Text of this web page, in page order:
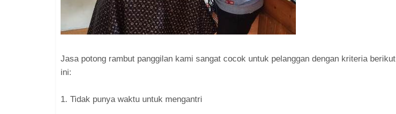
Jasa potong rambut panggilan kami sangat cocok untuk pelanggan dengan kriteria berikut
ini:
1. Tidak punya waktu untuk mengantri